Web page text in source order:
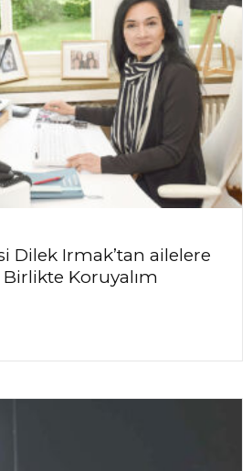
Dilek Irmak’tan ailelere
Birlikte Koruyalım